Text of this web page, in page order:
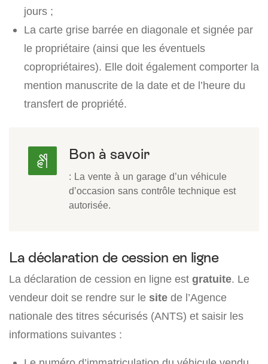
jours ;
La carte grise barrée en diagonale et signée par
le propriétaire (ainsi que les éventuels
copropriétaires). Elle doit également comporter la
mention manuscrite de la date et de l’heure du
transfert de propriété.
Bon à savoir
: La vente à un garage d’un véhicule
d’occasion sans contrôle technique est
autorisée.
La déclaration de cession en ligne
La déclaration de cession en ligne est gratuite. Le
vendeur doit se rendre sur le site de l’Agence
nationale des titres sécurisés (ANTS) et saisir les
informations suivantes :